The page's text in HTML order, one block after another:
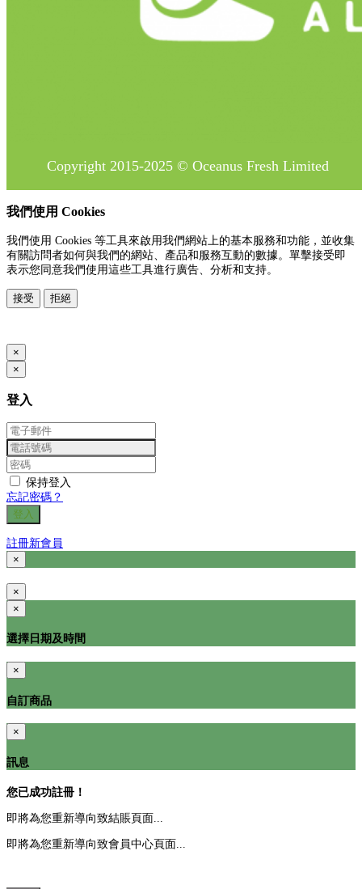
Copyright 2015-2025 © Oceanus Fresh Limited
我們使用 Cookies
我們使用 Cookies 等工具來啟用我們網站上的基本服務和功能，並收集
有關訪問者如何與我們的網站、產品和服務互動的數據。單擊接受即
表示您同意我們使用這些工具進行廣告、分析和支持。
接受 拒絕
×
×
登入
保持登入
忘記密碼？
登入
註冊新會員
×
×
×
選擇日期及時間
×
自訂商品
×
訊息
您已成功註冊！
即將為您重新導向致結賬頁面...
即將為您重新導向致會員中心頁面...